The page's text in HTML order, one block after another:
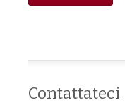
Contattateci